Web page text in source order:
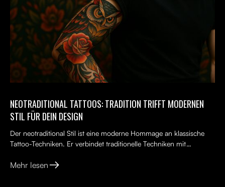
NEOTRADITIONAL TATTOOS: TRADITION TRIFFT MODERNEN
STIL FÜR DEIN DESIGN
Der neotraditional Stil ist eine moderne Hommage an klassische
Tattoo-Techniken. Er verbindet traditionelle Techniken mit
Mehr lesen